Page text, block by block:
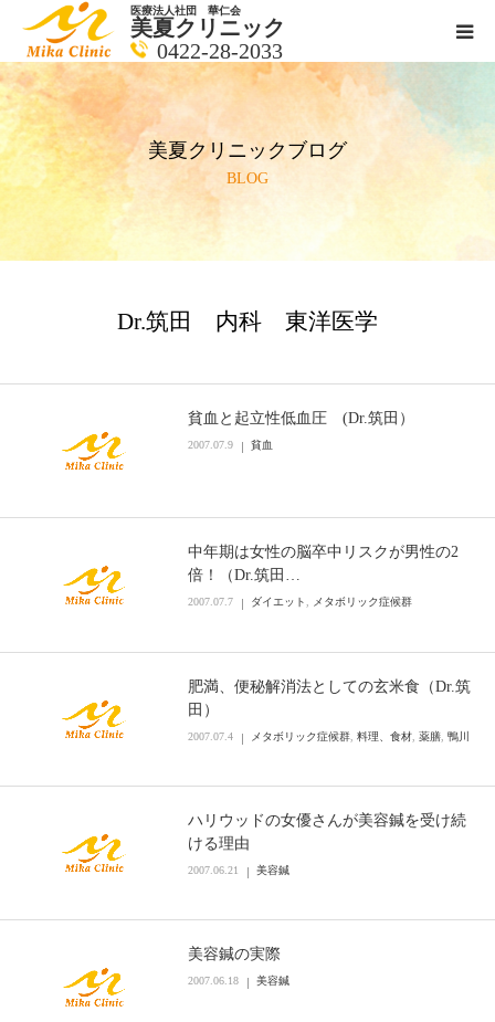
医療法人社団 華仁会
美夏クリニック
0422-28-2033
美夏クリニックブログ
BLOG
Dr.筑田 内科 東洋医学
貧血と起立性低血圧 (Dr.筑田）
2007.07.9 貧血
中年期は女性の脳卒中リスクが男性の2
倍！（Dr.筑田…
2007.07.7 ダイエット, メタボリック症候群
肥満、便秘解消法としての玄米食（Dr.筑
田）
2007.07.4 メタボリック症候群 料理、食材 薬膳 鴨川
ハリウッドの女優さんが美容鍼を受け続
ける理由
2007.06.21 美容鍼
美容鍼の実際
2007.06.18 美容鍼
医師紹介
診療科目
クリニックの紹介
料金一覧 new